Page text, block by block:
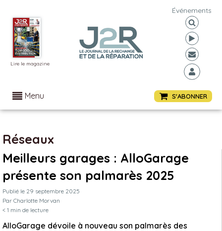
Lire le magazine
Événements
Menu S'ABONNER
Réseaux
Meilleurs garages : AlloGarage
présente son palmarès 2025
Publié le 29 septembre 2025
Par Charlotte Morvan
< 1 min de lecture
AlloGarage dévoile à nouveau son palmarès des